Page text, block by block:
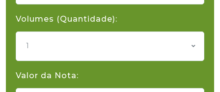
Volumes (Quantidade):
1
Valor da Nota: